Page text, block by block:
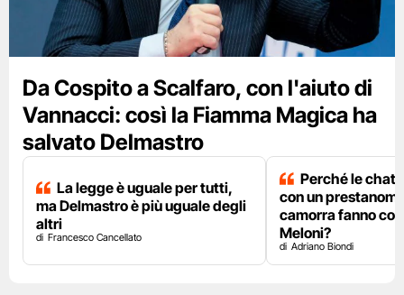
Da Cospito a Scalfaro, con l'aiuto di
Vannacci: così la Fiamma Magica ha
salvato Delmastro
La legge è uguale per tutti,
ma Delmastro è più uguale degli
altri
Francesco Cancellato
Perché le chat
con un
camorra fanno
Meloni?
Adriano Biondi